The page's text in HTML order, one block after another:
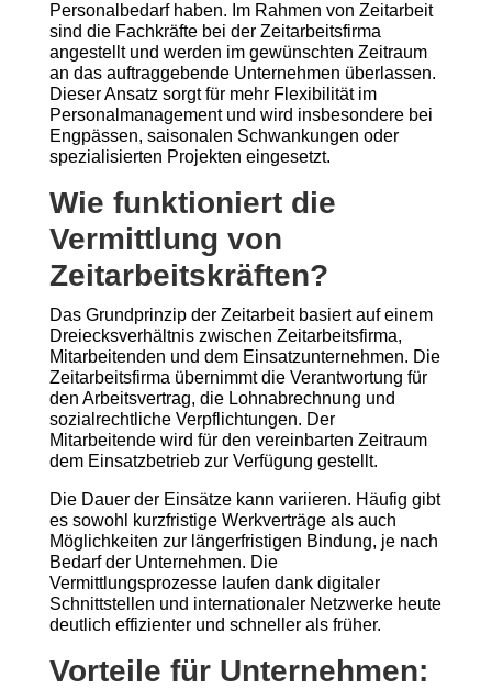
Personalbedarf haben. Im Rahmen von Zeitarbeit
sind die Fachkräfte bei der Zeitarbeitsfirma
angestellt und werden im gewünschten Zeitraum
an das auftraggebende Unternehmen überlassen.
Dieser Ansatz sorgt für mehr Flexibilität im
Personalmanagement und wird insbesondere bei
Engpässen, saisonalen Schwankungen oder
spezialisierten Projekten eingesetzt.
Wie funktioniert die
Vermittlung von
Zeitarbeitskräften?
Das Grundprinzip der Zeitarbeit basiert auf einem
Dreiecksverhältnis zwischen Zeitarbeitsfirma,
Mitarbeitenden und dem Einsatzunternehmen. Die
Zeitarbeitsfirma übernimmt die Verantwortung für
den Arbeitsvertrag, die Lohnabrechnung und
sozialrechtliche Verpflichtungen. Der
Mitarbeitende wird für den vereinbarten Zeitraum
dem Einsatzbetrieb zur Verfügung gestellt.
Die Dauer der Einsätze kann variieren. Häufig gibt
es sowohl kurzfristige Werkverträge als auch
Möglichkeiten zur längerfristigen Bindung, je nach
Bedarf der Unternehmen. Die
Vermittlungsprozesse laufen dank digitaler
Schnittstellen und internationaler Netzwerke heute
deutlich effizienter und schneller als früher.
Vorteile für Unternehmen: